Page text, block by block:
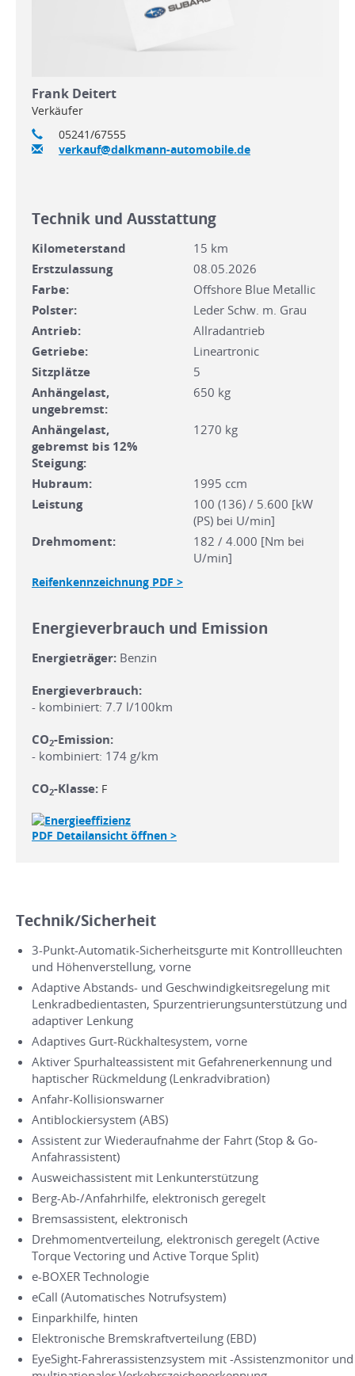
Frank Deitert
Verkäufer
05241/67555
verkauf@dalkmann-automobile.de
Technik und Ausstattung
Kilometerstand
15 km
Erstzulassung
08.05.2026
Farbe:
Offshore Blue Metallic
Polster:
Leder Schw. m. Grau
Antrieb:
Allradantrieb
Getriebe:
Lineartronic
Sitzplätze
5
Anhängelast,
ungebremst:
650 kg
Anhängelast,
gebremst bis 12%
Steigung:
1270 kg
Hubraum:
1995 ccm
Leistung
100 (136) / 5.600 [kW
(PS) bei U/min]
Drehmoment:
182 / 4.000 [Nm bei
U/min]
Reifenkennzeichnung PDF >
Energieverbrauch und Emission
Energieträger: Benzin
Energieverbrauch:
- kombiniert: 7.7 l/100km
CO2-Emission:
- kombiniert: 174 g/km
CO2-Klasse: F
PDF Detailansicht öffnen >
Technik/Sicherheit
3-Punkt-Automatik-Sicherheitsgurte mit Kontrollleuchten
und Höhenverstellung, vorne
Adaptive Abstands- und Geschwindigkeitsregelung mit
Lenkradbedientasten, Spurzentrierungsunterstützung und
adaptiver Lenkung
Adaptives Gurt-Rückhaltesystem, vorne
Aktiver Spurhalteassistent mit Gefahrenerkennung und
haptischer Rückmeldung (Lenkradvibration)
Anfahr-Kollisionswarner
Antiblockiersystem (ABS)
Assistent zur Wiederaufnahme der Fahrt (Stop & Go-
Anfahrassistent)
Ausweichassistent mit Lenkunterstützung
Berg-Ab-/Anfahrhilfe, elektronisch geregelt
Bremsassistent, elektronisch
Drehmomentverteilung, elektronisch geregelt (Active
Torque Vectoring und Active Torque Split)
e-BOXER Technologie
eCall (Automatisches Notrufsystem)
Einparkhilfe, hinten
Elektronische Bremskraftverteilung (EBD)
EyeSight-Fahrerassistenzsystem mit -Assistenzmonitor und